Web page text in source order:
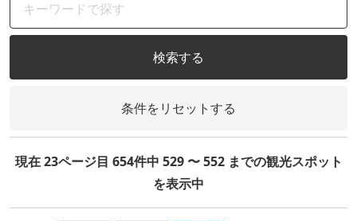
検索する
条件をリセットする
現在 23ページ目 654件中 529 〜 552 までの観光スポット
を表示中